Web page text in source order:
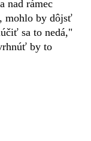
nad rámec
mohlo by dôjsť
sa to nedá,"
by to